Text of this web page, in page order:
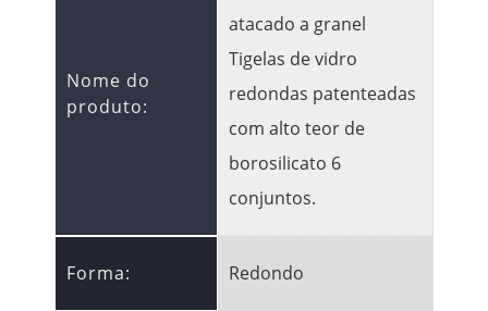
Nome do
produto:
atacado a granel
Tigelas de vidro
redondas patenteadas
com alto teor de
borosilicato 6
conjuntos.
Forma: Redondo